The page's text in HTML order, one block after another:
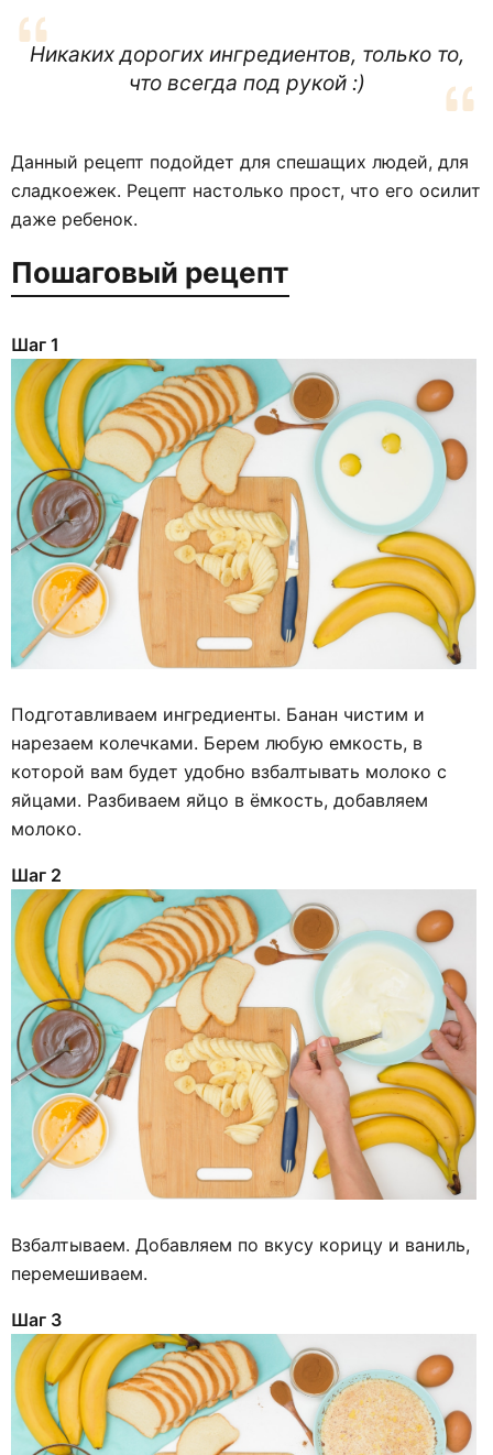
Никаких дорогих ингредиентов, только то,
что всегда под рукой :)
Данный рецепт подойдет для спешащих людей, для
сладкоежек. Рецепт настолько прост, что его осилит
даже ребенок.
Пошаговый рецепт
Шаг 1
Подготавливаем ингредиенты. Банан чистим и
нарезаем колечками. Берем любую емкость, в
которой вам будет удобно взбалтывать молоко с
яйцами. Разбиваем яйцо в ёмкость, добавляем
молоко.
Шаг 2
Взбалтываем. Добавляем по вкусу корицу и ваниль,
перемешиваем.
Шаг 3